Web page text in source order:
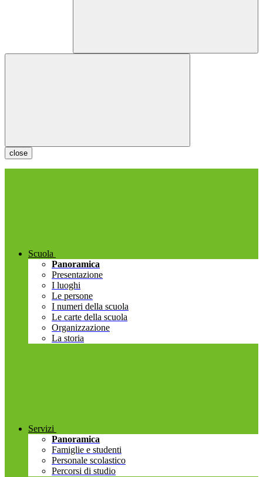
close
Scuola
Panoramica
Presentazione
I luoghi
Le persone
I numeri della scuola
Le carte della scuola
Organizzazione
La storia
Servizi
Panoramica
Famiglie e studenti
Personale scolastico
Percorsi di studio